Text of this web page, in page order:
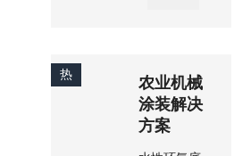
热
农业机械
涂装解决
方案